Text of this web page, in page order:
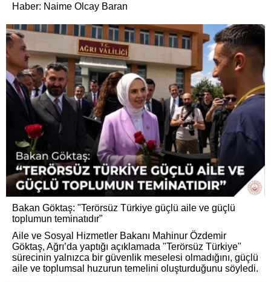
Haber: Naime Olcay Baran
Bakan Göktaş: "Terörsüz Türkiye güçlü aile ve güçlü
toplumun teminatıdır"
Aile ve Sosyal Hizmetler Bakanı Mahinur Özdemir
Göktaş, Ağrı’da yaptığı açıklamada "Terörsüz Türkiye"
sürecinin yalnızca bir güvenlik meselesi olmadığını, güçlü
aile ve toplumsal huzurun temelini oluşturduğunu söyledi.